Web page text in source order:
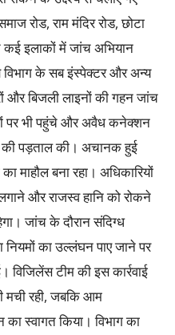
रोड, राम मंदिर रोड, छोटा
कई इलाकों में जांच अभियान
विभाग के सब इंस्पेक्टर और अन्य
और बिजली लाइनों की गहन जांच
पर भी पहुंचे और अवैध कनेक्शन
की पड़ताल की। अचानक हुई
माहौल बना रहा। अधिकारियों
और राजस्व हानि को रोकने
जांच के दौरान संदिग्ध
का उल्लंघन पाए जाने पर
विजिलेंस टीम की इस कार्रवाई
मची रही, जबकि आम
स्वागत किया। विभाग का